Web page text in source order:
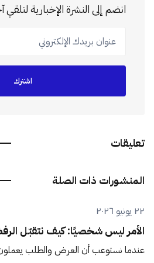
انضم إلى النشرة الإخبارية لتلقي
عنوان بريدك الإلكتروني
اشترك
تعليقات
المنشورات ذات الصلة
٢٢ يونيو ٢٠٢٦
الأمر ليس شخصيًا: كيف نتقبّل
عندما نستوعب أن العرض والطلب